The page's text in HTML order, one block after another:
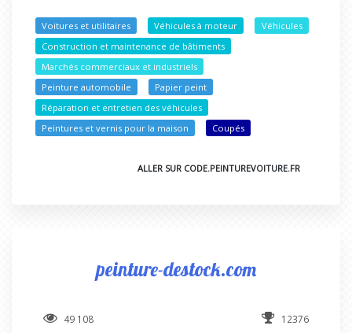
Voitures et utilitaires Véhicules à moteur
Véhicules
Construction et maintenance de bâtiments
Marchés commerciaux et industriels
Peinture automobile
Papier peint
Réparation et entretien des véhicules
Peintures et vernis pour la maison
Coupés
ALLER SUR CODE.PEINTUREVOITURE.FR
peinture-destock.com
49 108 12376